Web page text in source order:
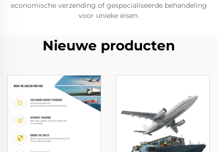
economische verzending of gespecialiseerde behandeling
voor unieke eisen.
Nieuwe producten